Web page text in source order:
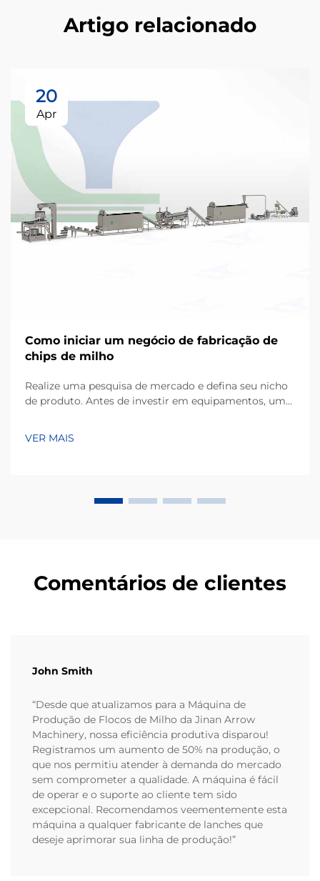
Artigo relacionado
20
Apr
Como iniciar um negócio de fabricação de
chips de milho
Realize uma pesquisa de mercado e defina seu nicho
de produto. Antes de investir em equipamentos, um
consumidores locais. Os chips de milho, produzidos
VER MAIS
Comentários de clientes
John Smith
“Desde que atualizamos para a Máquina de
Produção de Flocos de Milho da Jinan Arrow
Machinery, nossa eficiência produtiva disparou!
Registramos um aumento de 50% na produção, o
que nos permitiu atender à demanda do mercado
sem comprometer a qualidade. A máquina é fácil
de operar e o suporte ao cliente tem sido
excepcional. Recomendamos veementemente esta
máquina a qualquer fabricante de lanches que
deseje aprimorar sua linha de produção!”